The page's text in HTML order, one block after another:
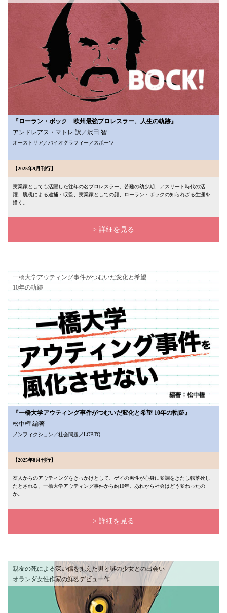
『ローラン・ボック 欧州最強プロレスラー、人生の軌跡』
アンドレアス・マトレ 訳／沢田 智
オーストリア／バイオグラフィー／スポーツ
【2025年9月刊行】
実業家としても活躍した往年の名プロレスラー。苦難の幼少期、アスリート時代の活
躍、脱税による逮捕・収監、実業家としての顔、ローラン・ボックの知られざる生涯を
描く。
> 詳細を見る
一橋大学アウティング事件がつむいだ変化と希望
10年の軌跡
『一橋大学アウティング事件がつむいだ変化と希望 10年の軌跡』
松中権 編著
ノンフィクション／社会問題／LGBTQ
【2025年8月刊行】
友人からのアウティングをきっかけとして、ゲイの男性が心身に変調をきたし転落死し
たとされる、一橋大学アウティング事件から約10年。あれから社会はどう変わったの
か。
> 詳細を見る
親友の死による深い傷を抱えた男と謎の少女との出会い
オランダ女性作家の鮮烈デビュー作